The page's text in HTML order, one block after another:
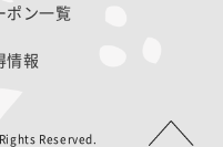
ポン一覧
情報
Reserved.